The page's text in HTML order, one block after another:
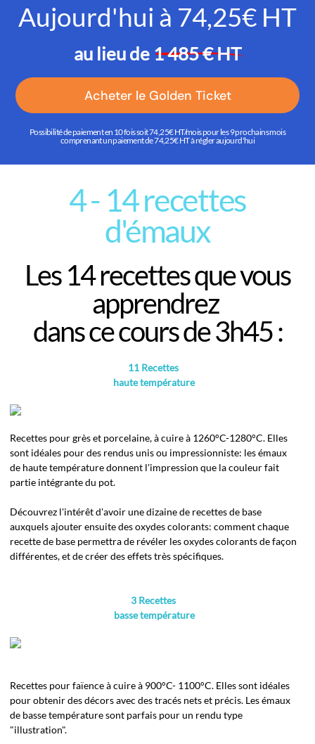
Aujourd'hui à 74,25€ HT
au lieu de 1 485 € HT
Acheter le Golden Ticket
Possibilité de paiement en 10 fois soit 74,25€ HT/mois pour les 9 prochains mois
comprenant un paiement de 74,25€ HT à régler aujourd'hui
4 - 14 recettes
d'émaux
Les 14 recettes que vous
apprendrez
dans ce cours de 3h45 :
11 Recettes
haute température
Recettes pour grès et porcelaine, à cuire à 1260°C-1280°C. Elles
sont idéales pour des rendus unis ou impressionniste: les émaux
de haute température donnent l'impression que la couleur fait
partie intégrante du pot.
Découvrez l'intérêt d'avoir une dizaine de recettes de base
auxquels ajouter ensuite des oxydes colorants: comment chaque
recette de base permettra de révéler les oxydes colorants de façon
différentes, et de créer des effets très spécifiques.
3 Recettes
basse température
Recettes pour faïence à cuire à 900°C- 1100°C. Elles sont idéales
pour obtenir des décors avec des tracés nets et précis. Les émaux
de basse température sont parfais pour un rendu type
"illustration".